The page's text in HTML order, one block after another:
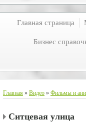
Главная страница
Бизнес
Главная » Видео » Фильмы и
Ситцевая улица